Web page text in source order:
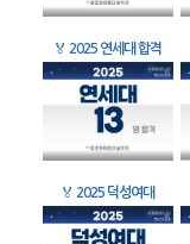
🏅 2025 연세대 합격
🏅 2025 덕성여대